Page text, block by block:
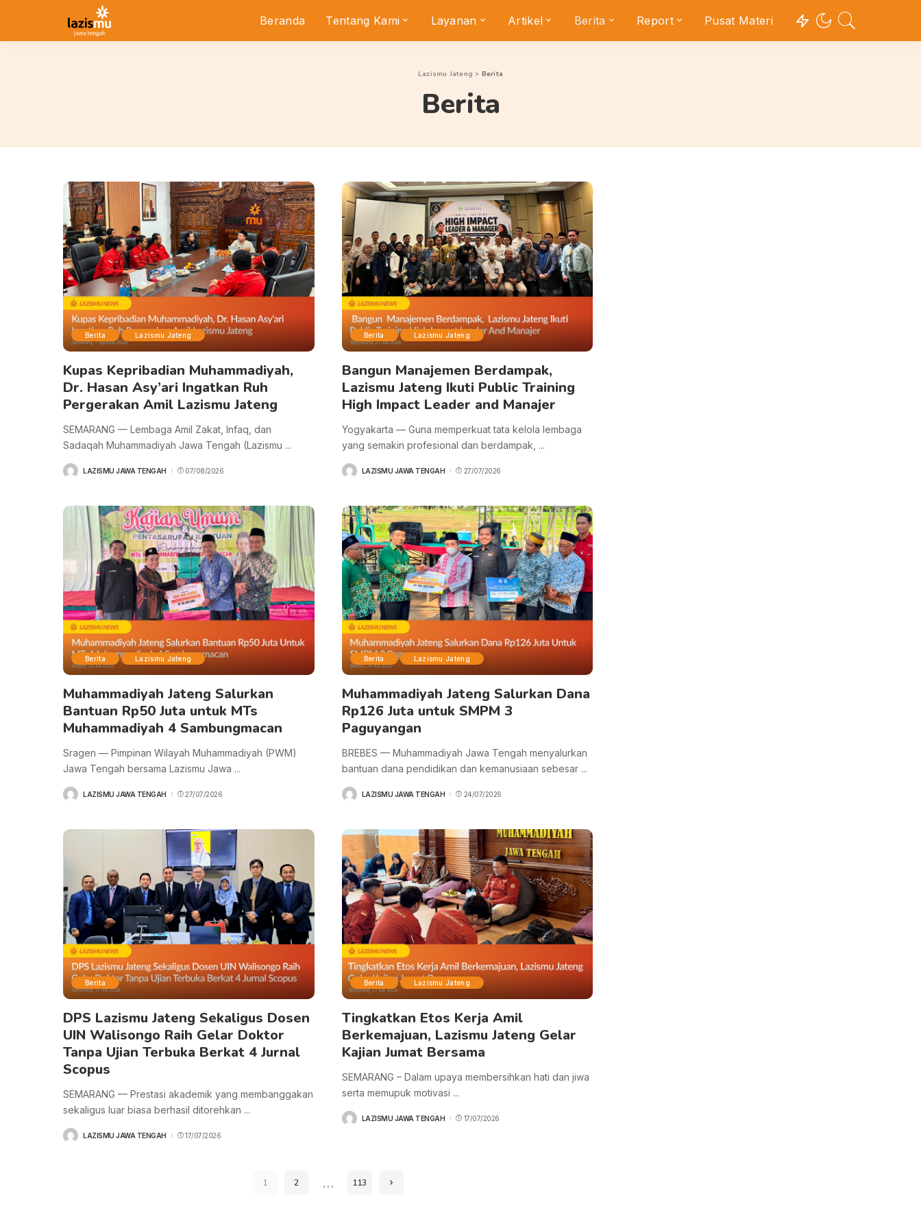
Beranda Tentang Kami Layanan Artikel Berita Report Pusat Materi
Lazismu Jateng > Berita
Berita
Berita Lazismu Jateng
Kupas Kepribadian Muhammadiyah,
Dr. Hasan Asy’ari Ingatkan Ruh
Pergerakan Amil Lazismu Jateng
SEMARANG — Lembaga Amil Zakat, Infaq, dan
Sadaqah Muhammadiyah Jawa Tengah (Lazismu ...
POSTEDLAZISMU JAWA TENGAH 07/08/2026
Berita Lazismu Jateng
Bangun Manajemen Berdampak,
Lazismu Jateng Ikuti Public Training
High Impact Leader and Manajer
Yogyakarta — Guna memperkuat tata kelola lembaga
yang semakin profesional dan berdampak, ...
POSTEDLAZISMU JAWA TENGAH 27/07/2026
Berita Lazismu Jateng
Muhammadiyah Jateng Salurkan
Bantuan Rp50 Juta untuk MTs
Muhammadiyah 4 Sambungmacan
Sragen — Pimpinan Wilayah Muhammadiyah (PWM)
Jawa Tengah bersama Lazismu Jawa ...
POSTEDLAZISMU JAWA TENGAH 27/07/2026
Berita Lazismu Jateng
Muhammadiyah Jateng Salurkan Dana
Rp126 Juta untuk SMPM 3
Paguyangan
BREBES — Muhammadiyah Jawa Tengah menyalurkan
bantuan dana pendidikan dan kemanusiaan sebesar ...
POSTEDLAZISMU JAWA TENGAH 24/07/2026
Berita
DPS Lazismu Jateng Sekaligus Dosen
UIN Walisongo Raih Gelar Doktor
Tanpa Ujian Terbuka Berkat 4 Jurnal
Scopus
SEMARANG — Prestasi akademik yang membanggakan
sekaligus luar biasa berhasil ditorehkan ...
POSTEDLAZISMU JAWA TENGAH 17/07/2026
Berita Lazismu Jateng
Tingkatkan Etos Kerja Amil
Berkemajuan, Lazismu Jateng Gelar
Kajian Jumat Bersama
SEMARANG – Dalam upaya membersihkan hati dan jiwa
serta memupuk motivasi ...
POSTEDLAZISMU JAWA TENGAH 17/07/2026
1 2 … 113